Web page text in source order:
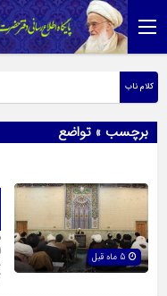
کلام ناب
برچسب » تواضع